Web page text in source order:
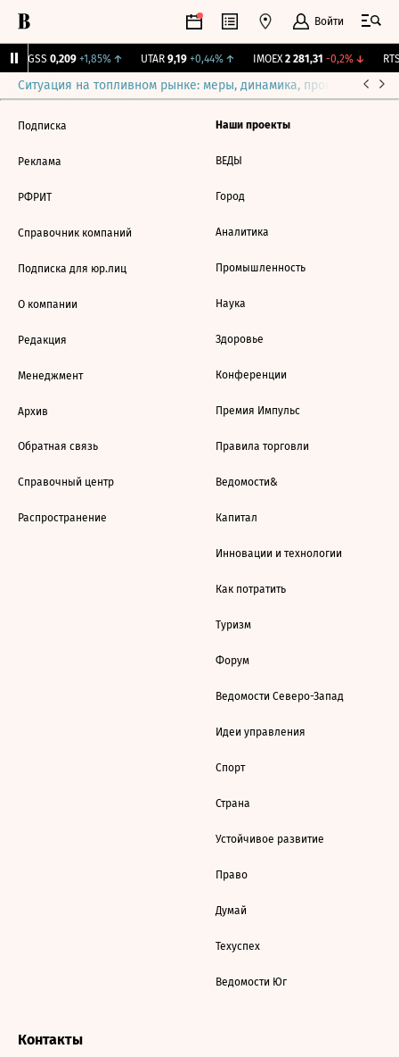
Войти
RGSS 0,209 +1,85%↑ UTAR 9,19 +0,44%↑ IMOEX 2 281,31 -0,2%↓ RTSI
Ситуация на топливном рынке: меры, динамика, прогнозы
Подписка
Реклама
РФРИТ
Справочник компаний
Подписка для юр.лиц
О компании
Редакция
Менеджмент
Архив
Обратная связь
Справочный центр
Распространение
Наши проекты
ВЕДЫ
Город
Аналитика
Промышленность
Наука
Здоровье
Конференции
Премия Импульс
Правила торговли
Ведомости&
Капитал
Инновации и технологии
Как потратить
Туризм
Форум
Ведомости Северо-Запад
Идеи управления
Спорт
Страна
Устойчивое развитие
Право
Думай
Техуспех
Ведомости Юг
Контакты